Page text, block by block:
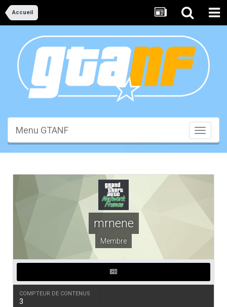
Accueil
Toggle
Menu GTANF
mrnene
Membre
COMPTEUR DE CONTENUS
3